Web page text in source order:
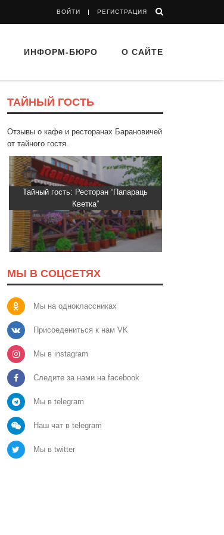
ВОЙТИ РЕГИСТРАЦИЯ
ИНФОРМ-БЮРО О САЙТЕ
ТАЙНЫЙ ГОСТЬ
Отзывы о кафе и ресторанах Барановичей
от тайного гостя.
Тайный гость: Ресторан “Папараць
Кветка”
МЫ В СОЦСЕТЯХ
Мы на одноклассниках
Присоедениться к нам VK
Мы в instagram
Следите за нами на facebook
Мы в telegram
Наш чат в telegram
Мы в twitter